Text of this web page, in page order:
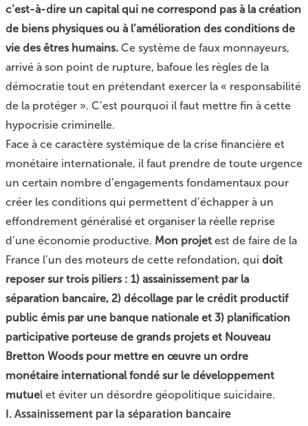
c’est-à-dire un capital qui ne correspond pas à la création
de biens physiques ou à l’amélioration des conditions de
vie des êtres humains. Ce système de faux monnayeurs,
arrivé à son point de rupture, bafoue les règles de la
démocratie tout en prétendant exercer la « responsabilité
de la protéger ». C’est pourquoi il faut mettre fin à cette
hypocrisie criminelle.
Face à ce caractère systémique de la crise financière et
monétaire internationale, il faut prendre de toute urgence
un certain nombre d’engagements fondamentaux pour
créer les conditions qui permettent d’échapper à un
effondrement généralisé et organiser la réelle reprise
d’une économie productive. Mon projet est de faire de la
France l’un des moteurs de cette refondation, qui doit
reposer sur trois piliers : 1) assainissement par la
séparation bancaire, 2) décollage par le crédit productif
public émis par une banque nationale et 3) planification
participative porteuse de grands projets et Nouveau
Bretton Woods pour mettre en œuvre un ordre
monétaire international fondé sur le développement
mutuel et éviter un désordre géopolitique suicidaire.
I. Assainissement par la séparation bancaire